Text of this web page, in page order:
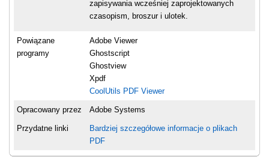
zapisywania wcześniej zaprojektowanych
czasopism, broszur i ulotek.
Powiązane
programy
Adobe Viewer
Ghostscript
Ghostview
Xpdf
CoolUtils PDF Viewer
Opracowany przez Adobe Systems
Przydatne linki
Bardziej szczegółowe informacje o plikach
PDF